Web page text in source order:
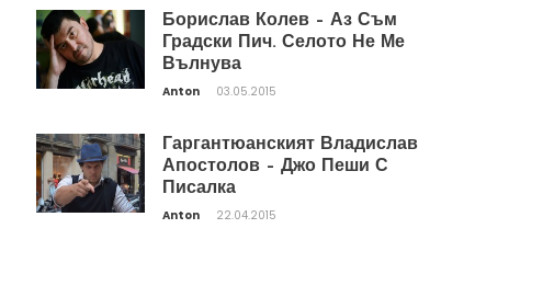
Борислав Колев – Аз Съм
Градски Пич. Селото Не Ме
Вълнува
Anton 03.05.2015
Гаргантюанският Владислав
Апостолов – Джо Пеши С
Писалка
Anton 22.04.2015